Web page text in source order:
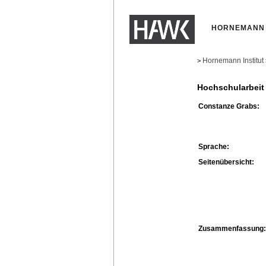
> Hornemann Institut
Hochschularbeit
Constanze Grabs:
Sprache:
Seitenübersicht:
Zusammenfassung: